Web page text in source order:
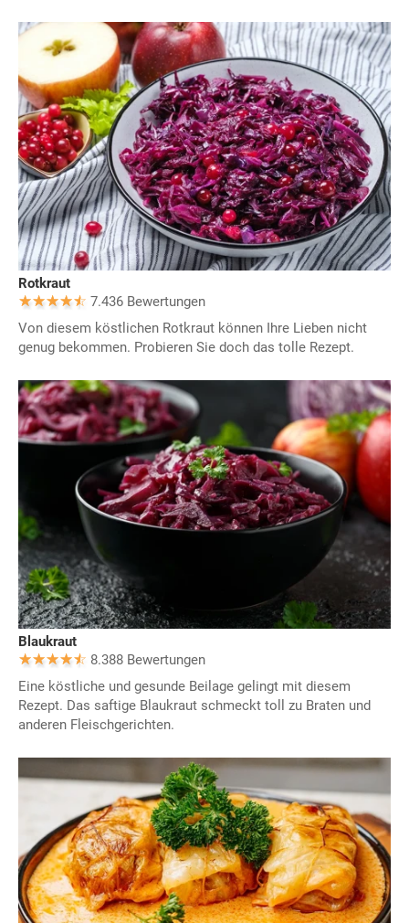
Rotkraut
7.436 Bewertungen
Von diesem köstlichen Rotkraut können Ihre Lieben nicht
genug bekommen. Probieren Sie doch das tolle Rezept.
Blaukraut
8.388 Bewertungen
Eine köstliche und gesunde Beilage gelingt mit diesem
Rezept. Das saftige Blaukraut schmeckt toll zu Braten und
anderen Fleischgerichten.